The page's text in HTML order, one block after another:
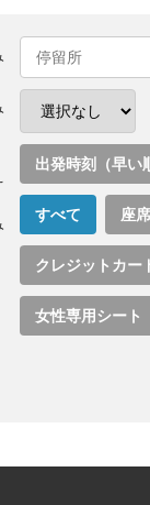
出発時刻（早い
すべて 座
クレジットカー
女性専用シート